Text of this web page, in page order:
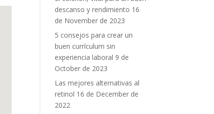
descanso y rendimiento 16
de November de 2023
5 consejos para crear un
buen currículum sin
experiencia laboral 9 de
October de 2023
Las mejores alternativas al
retinol 16 de December de
2022